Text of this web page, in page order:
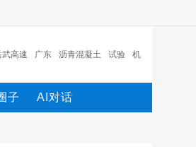
武高速 广东 沥青混凝土 试验 机
设计
子 AI对话